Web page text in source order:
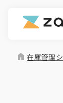
home 在庫管理